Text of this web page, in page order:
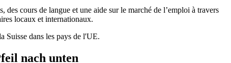
cours de langue et une aide sur le marché de l’emploi à travers
locaux et internationaux.
Suisse dans les pays de l'UE.